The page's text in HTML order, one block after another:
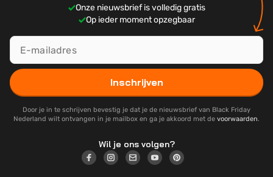
Onze nieuwsbrief is volledig gratis
Op ieder moment opzegbaar
Inschrijven
Door je in te schrijven bevestig je dat je de nieuwsbrief van Black Friday
Nederland wilt ontvangen in je mailbox en ga je akkoord met de voorwaarden.
Wil je ons volgen?